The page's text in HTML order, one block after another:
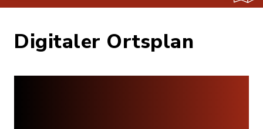
Digitaler Ortsplan